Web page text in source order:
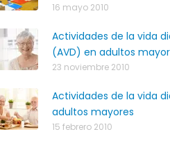
16 mayo 2010
Actividades de la vida
(AVD) en adultos
23 noviembre 2010
Actividades de la vida
adultos mayores
15 febrero 2010